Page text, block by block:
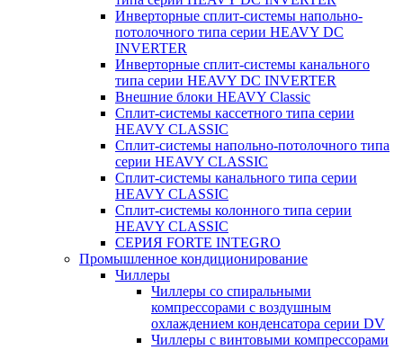
Инверторные сплит-системы напольно-
потолочного типа серии HEAVY DC
INVERTER
Инверторные сплит-системы канального
типа серии HEAVY DC INVERTER
Внешние блоки HEAVY Classic
Сплит-системы кассетного типа серии
HEAVY CLASSIC
Сплит-системы напольно-потолочного типа
серии HEAVY CLASSIC
Сплит-системы канального типа серии
HEAVY CLASSIC
Сплит-системы колонного типа серии
HEAVY CLASSIC
СЕРИЯ FORTE INTEGRO
Промышленное кондиционирование
Чиллеры
Чиллеры со спиральными
компрессорами с воздушным
охлаждением конденсатора серии DV
Чиллеры с винтовыми компрессорами